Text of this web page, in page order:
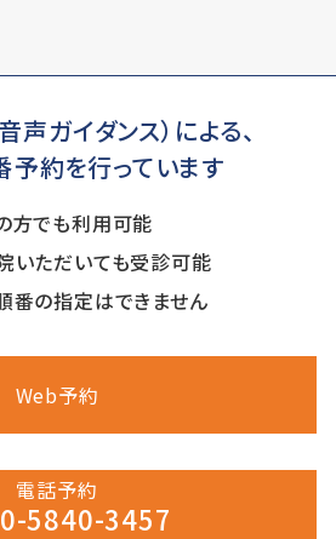
声ガイダンス）による、
予約を行っています
方でも利用可能
いただいても受診可能
番の指定はできません
Web予約
電話予約
5840-3457